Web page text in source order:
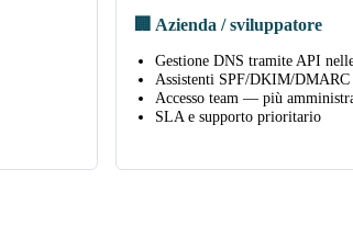
🏢 Azienda / sviluppatore
Gestione DNS tramite API
Assistenti SPF/DKIM/
Accesso team — più
SLA e supporto prioritario